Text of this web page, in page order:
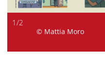
1 /2
© Mattia Moro